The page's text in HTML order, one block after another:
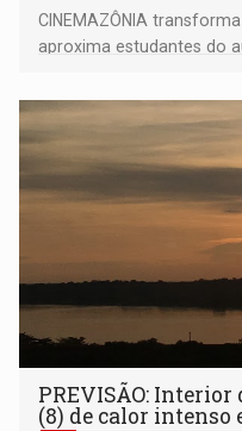
CINEMAZÔNIA
aproxima estudantes do
PREVISÃO: Interior
(8) de calor intenso